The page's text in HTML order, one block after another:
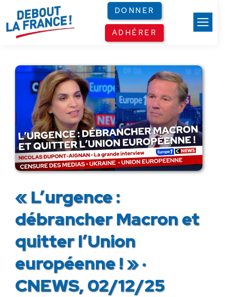
DONNER
ADHÉRER
« L’urgence :
débrancher Macron et
quitter l’Union
européenne ! » ·
CNEWS, 02/12/25
Panneau de gestion des cookies